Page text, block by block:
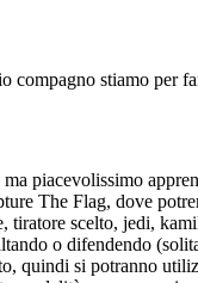
stiamo per
piacevolissimo
The Flag, dove
tiratore scelto, jedi,
o difendendo
quindi si potranno